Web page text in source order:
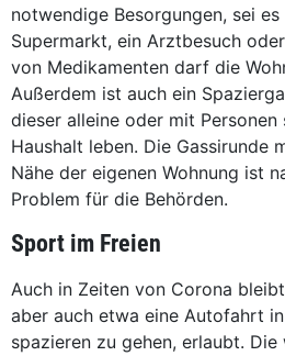
notwendige Besorgungen, sei
Supermarkt, ein Arztbesuch
von Medikamenten darf die
Außerdem ist auch ein
dieser alleine oder mit
Haushalt leben. Die Gassirunde
Nähe der eigenen Wohnung ist
Problem für die Behörden.
Sport im Freien
Auch in Zeiten von Corona
aber auch etwa eine Autofahrt
spazieren zu gehen, erlaubt.